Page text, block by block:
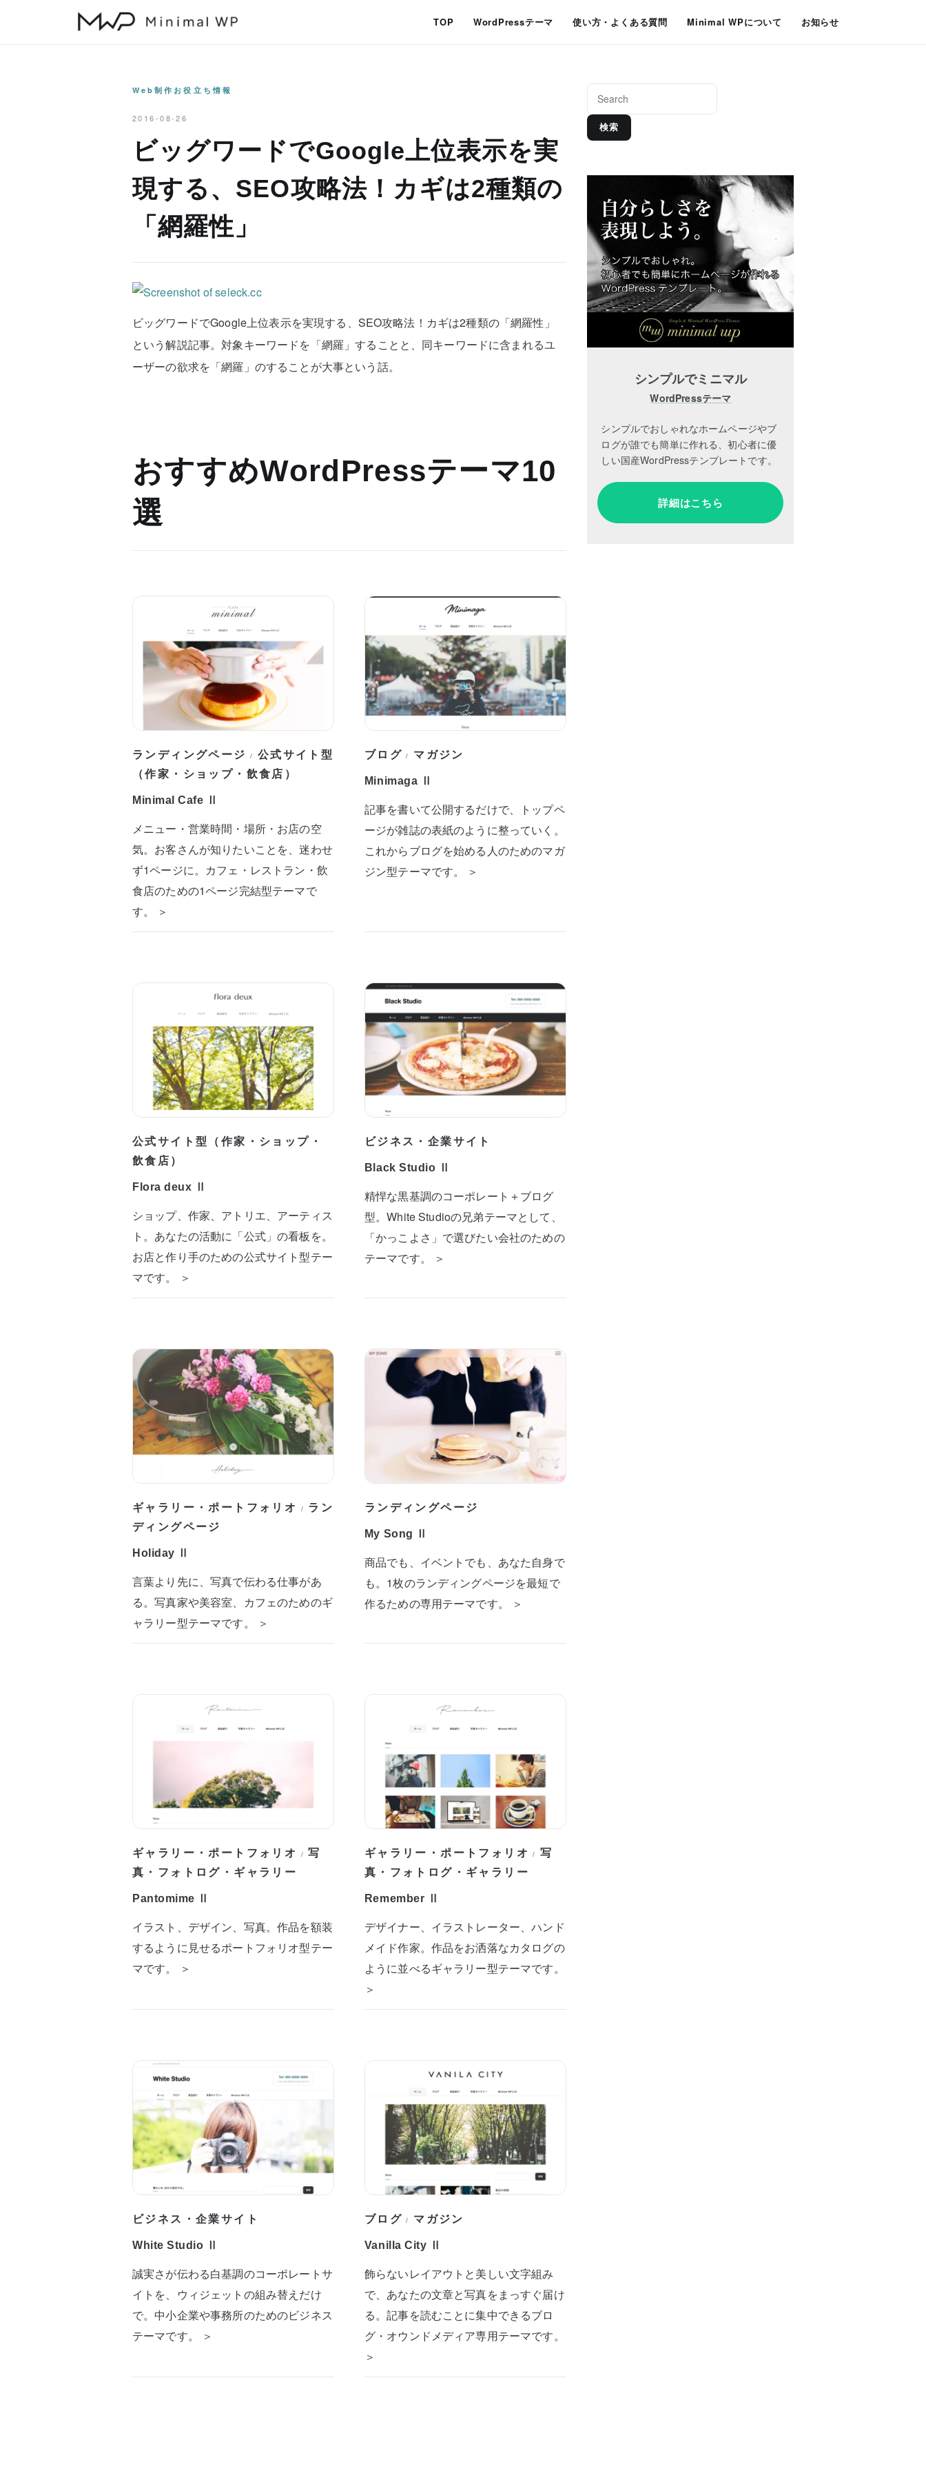
TOP WordPressテーマ 使い方・よくある質問 Minimal WPについて お知らせ
Web制作お役立ち情報
2016-08-26
ビッグワードでGoogle上位表示を実
現する、SEO攻略法！カギは2種類の
「網羅性」
ビッグワードでGoogle上位表示を実現する、SEO攻略法！カギは2種類の「網羅性」
という解説記事。対象キーワードを「網羅」することと、同キーワードに含まれるユ
ーザーの欲求を「網羅」のすることが大事という話。
おすすめWordPressテーマ10
選
ランディングページ / 公式サイト型
（作家・ショップ・飲食店）
Minimal Cafe Ⅱ
メニュー・営業時間・場所・お店の空
気。お客さんが知りたいことを、迷わせ
ず1ページに。カフェ・レストラン・飲
食店のための1ページ完結型テーマで
す。 ＞
ブログ / マガジン
Minimaga Ⅱ
記事を書いて公開するだけで、トップペ
ージが雑誌の表紙のように整っていく。
これからブログを始める人のためのマガ
ジン型テーマです。 ＞
公式サイト型（作家・ショップ・
飲食店）
Flora deux Ⅱ
ショップ、作家、アトリエ、アーティス
ト。あなたの活動に「公式」の看板を。
お店と作り手のための公式サイト型テー
マです。 ＞
ビジネス・企業サイト
Black Studio Ⅱ
精悍な黒基調のコーポレート＋ブログ
型。White Studioの兄弟テーマとして、
「かっこよさ」で選びたい会社のための
テーマです。 ＞
ギャラリー・ポートフォリオ / ラン
ディングページ
Holiday Ⅱ
言葉より先に、写真で伝わる仕事があ
る。写真家や美容室、カフェのためのギ
ャラリー型テーマです。 ＞
ランディングページ
My Song Ⅱ
商品でも、イベントでも、あなた自身で
も。1枚のランディングページを最短で
作るための専用テーマです。 ＞
ギャラリー・ポートフォリオ /写
真・フォトログ・ギャラリー
Pantomime Ⅱ
イラスト、デザイン、写真。作品を額装
するように見せるポートフォリオ型テー
マです。 ＞
ギャラリー・ポートフォリオ /写
真・フォトログ・ギャラリー
Remember Ⅱ
デザイナー、イラストレーター、ハンド
メイド作家。作品をお洒落なカタログの
ように並べるギャラリー型テーマです。
＞
ビジネス・企業サイト
White Studio Ⅱ
誠実さが伝わる白基調のコーポレートサ
イトを、ウィジェットの組み替えだけ
で。中小企業や事務所のためのビジネス
テーマです。 ＞
ブログ / マガジン
Vanilla City Ⅱ
飾らないレイアウトと美しい文字組み
で、あなたの文章と写真をまっすぐ届け
る。記事を読むことに集中できるブロ
グ・オウンドメディア専用テーマです。
＞
検索
シンプルでミニマル
WordPressテーマ
シンプルでおしゃれなホームページやブ
ログが誰でも簡単に作れる、初心者に優
しい国産WordPressテンプレートです。
詳細はこちら